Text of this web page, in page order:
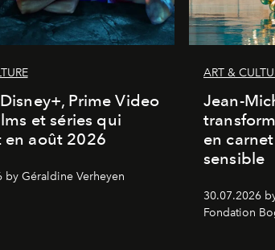
Prime Video
et séries qui
en août 2026
by Géraldine Verheyen
ART &
Jean-
en
sensible
30.07.2026
Fondation